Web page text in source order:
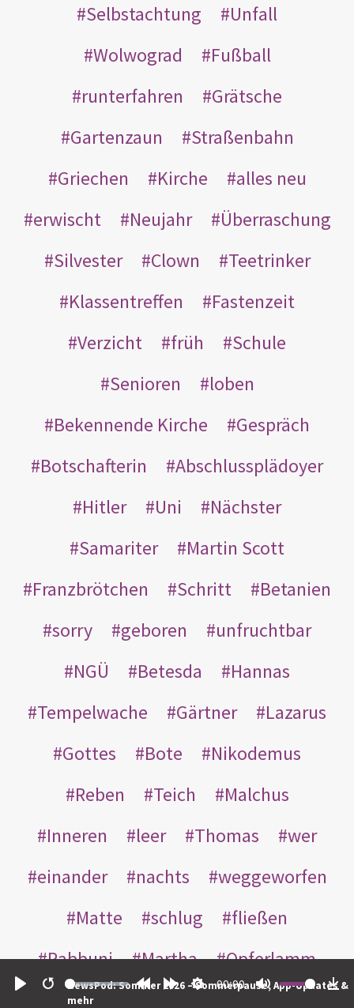
Restart
00:00
NewsPod: Sommer 2026 – Sommerpause, App-Updates &
mehr
Selbstachtung
Unfall
Wolwograd
Fußball
runterfahren
Grätsche
Gartenzaun
Straßenbahn
Griechen
Kirche
alles neu
erwischt
Neujahr
Überraschung
Silvester
Clown
Teetrinker
Klassentreffen
Fastenzeit
Verzicht
früh
Schule
Senioren
loben
Bekennende Kirche
Gespräch
Botschafterin
Abschlussplädoyer
Hitler
Uni
Nächster
Samariter
Martin Scott
Franzbrötchen
Schritt
Betanien
sorry
geboren
unfruchtbar
NGÜ
Betesda
Hannas
Tempelwache
Gärtner
Lazarus
Gottes
Bote
Nikodemus
Reben
Teich
Malchus
Inneren
leer Thomas
wer
einander
nachts
weggeworfen
Matte
schlug
fließen
Rabbuni
Martha
Opferlamm
gewaschen
jüdischen